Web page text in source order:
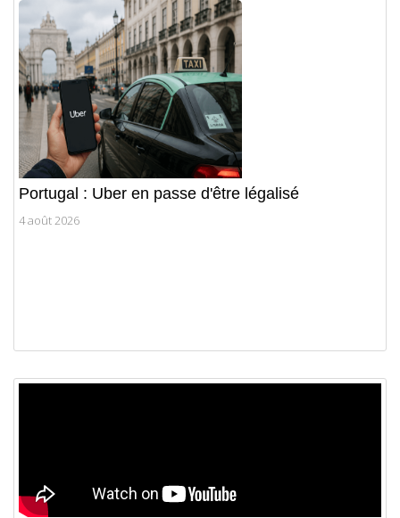
Portugal : Uber en passe d'être légalisé
4 août 2026